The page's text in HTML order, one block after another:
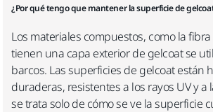
¿Por qué tengo que mantener la superficie de
Los materiales compuestos, como la
tienen una capa exterior de gelcoat se
barcos. Las superficies de gelcoat están
duraderas, resistentes a los rayos UV y a
se trata solo de cómo se ve la superficie